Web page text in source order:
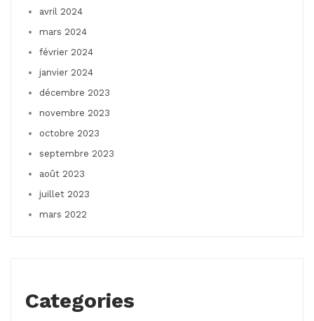
avril 2024
mars 2024
février 2024
janvier 2024
décembre 2023
novembre 2023
octobre 2023
septembre 2023
août 2023
juillet 2023
mars 2022
Categories